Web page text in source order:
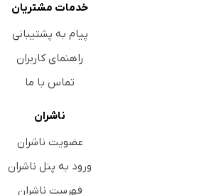
خدمات مشتریان
پیام به پشتیبانی
راهنمای کاربران
تماس با ما
ناشران
عضویت ناشران
ورود به پنل ناشران
فهرست ناشران